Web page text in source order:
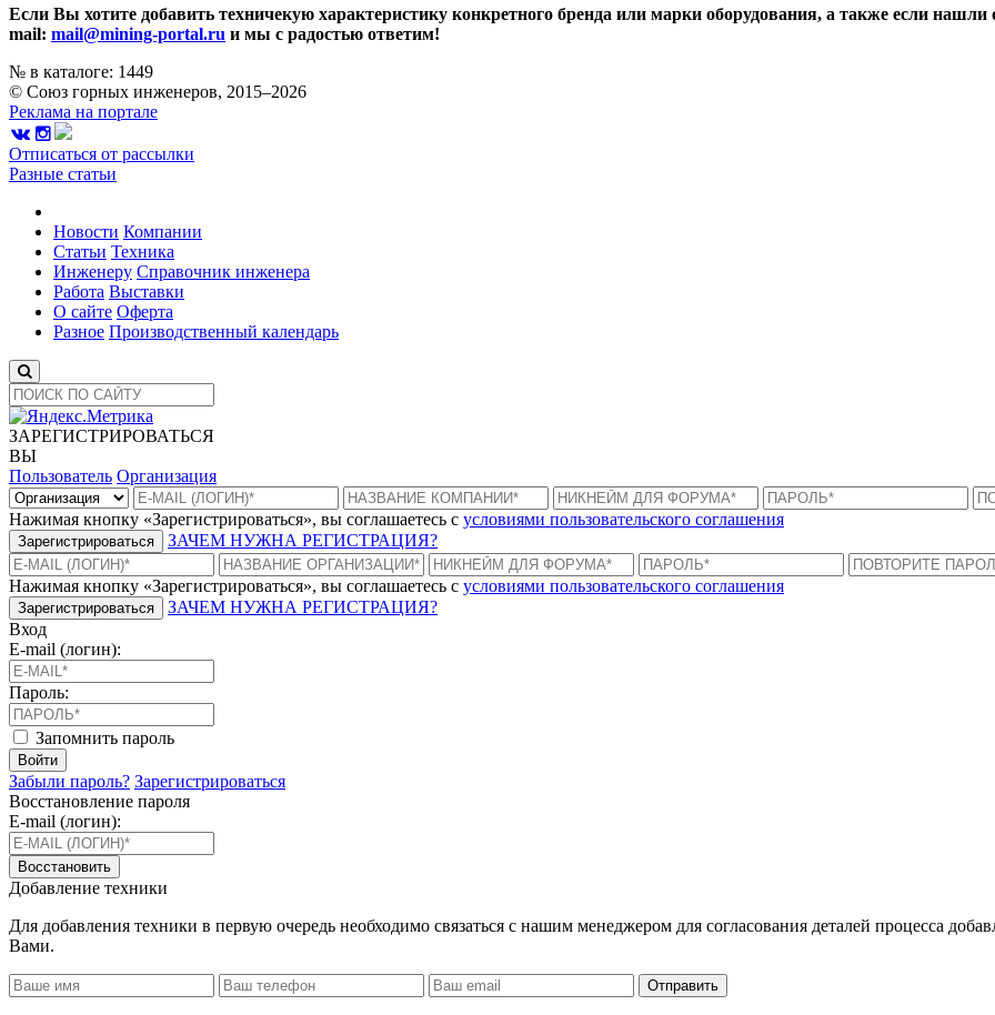
Если Вы хотите добавить техничекую характеристику конкретного бренда или марки оборудования, а также если
mail: mail@mining-portal.ru и мы с радостью ответим!
№ в каталоге: 1449
© Союз горных инженеров, 2015–2026
Реклама на портале
Отписаться от рассылки
Разные статьи
Новости Компании
Статьи Техника
Инженеру Справочник инженера
Работа Выставки
О сайте Оферта
Разное Производственный календарь
ЗАРЕГИСТРИРОВАТЬСЯ
ВЫ
Пользователь Организация
Нажимая кнопку «Зарегистрироваться», вы соглашаетесь с условиями пользовательского соглашения
Зарегистрироваться ЗАЧЕМ НУЖНА РЕГИСТРАЦИЯ?
Нажимая кнопку «Зарегистрироваться», вы соглашаетесь с условиями пользовательского соглашения
Зарегистрироваться
ЗАЧЕМ НУЖНА РЕГИСТРАЦИЯ?
Вход
E-mail (логин):
Пароль:
Запомнить пароль
Войти
Забыли пароль? Зарегистрироваться
Восстановление пароля
E-mail (логин):
Восстановить
Добавление техники
Для добавления техники в первую очередь необходимо связаться с нашим менеджером для согласования деталей процесса
Вами.